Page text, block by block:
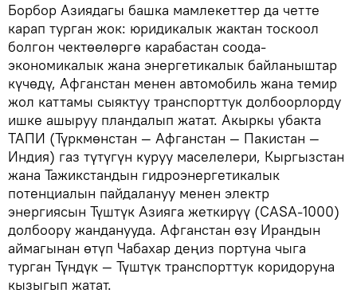
Борбор Азиядагы башка мамлекеттер да четте
карап турган жок: юридикалык жактан тоскоол
болгон чектөөлөргө карабастан соода-
экономикалык жана энергетикалык байланыштар
күчөдү, Афганстан менен автомобиль жана темир
жол каттамы сыяктуу транспорттук долбоорлорду
ишке ашыруу пландалып жатат. Акыркы убакта
ТАПИ (Түркмөнстан — Афганстан — Пакистан —
Индия) газ түтүгүн куруу маселелери, Кыргызстан
жана Тажикстандын гидроэнергетикалык
потенциалын пайдалануу менен электр
энергиясын Түштүк Азияга жеткирүү (CASA-1000)
долбоору жанданууда. Афганстан өзү Ирандын
аймагынан өтүп Чабахар деңиз портуна чыга
турган Түндүк — Түштүк транспорттук коридоруна
кызыгып жатат.